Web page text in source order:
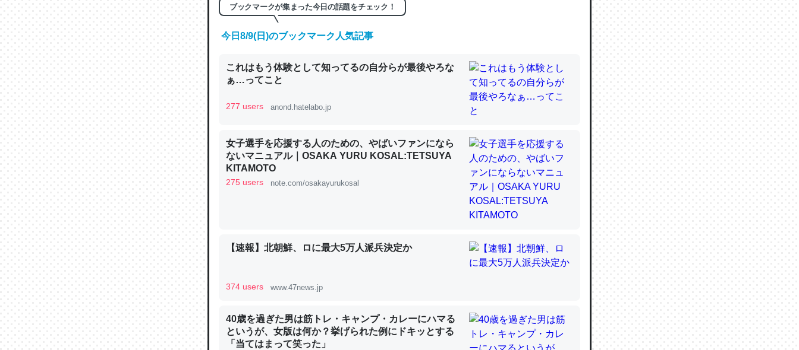
これは良記事。32768トークンだと英語小説100ページ分くらい。小説でいう「ずっと前
の伏線」は回収されないけど、短期記憶というには多い分量。進化すればするほど分かり
やすく強くなりそう
の600分の1程度。
─ニュース :: 【研究発表】昆虫学の大問題＝「昆虫はなぜ海にいないのか」に関する新仮説
は」とあって面白い。海にいる鋏角類（カブトガニ・ウミグモ）はカルシウムを使わずキ
ブックマークが集まった今日の話題をチェック！
今日8/9(日)のブックマーク人気記事
これはもう体験として知ってるの自分らが最後やろな
ぁ…ってこと
277 users anond.hatelabo.jp
女子選手を応援する人のための、やばいファンになら
ないマニュアル｜OSAKA YURU KOSAL:TETSUYA
KITAMOTO
275 users note.com/osakayurukosal
【速報】北朝鮮、ロに最大5万人派兵決定か
374 users www.47news.jp
40歳を過ぎた男は筋トレ・キャンプ・カレーにハマる
というが、女版は何か？挙げられた例にドキッとする
「当てはまって笑った」